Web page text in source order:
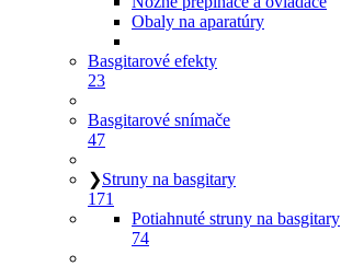
Obaly na aparatúry
Basgitarové efekty
23
Basgitarové snímače
47
❯Struny na basgitary
171
Potiahnuté struny na basgitary
74